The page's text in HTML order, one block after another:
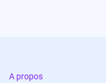
A propos